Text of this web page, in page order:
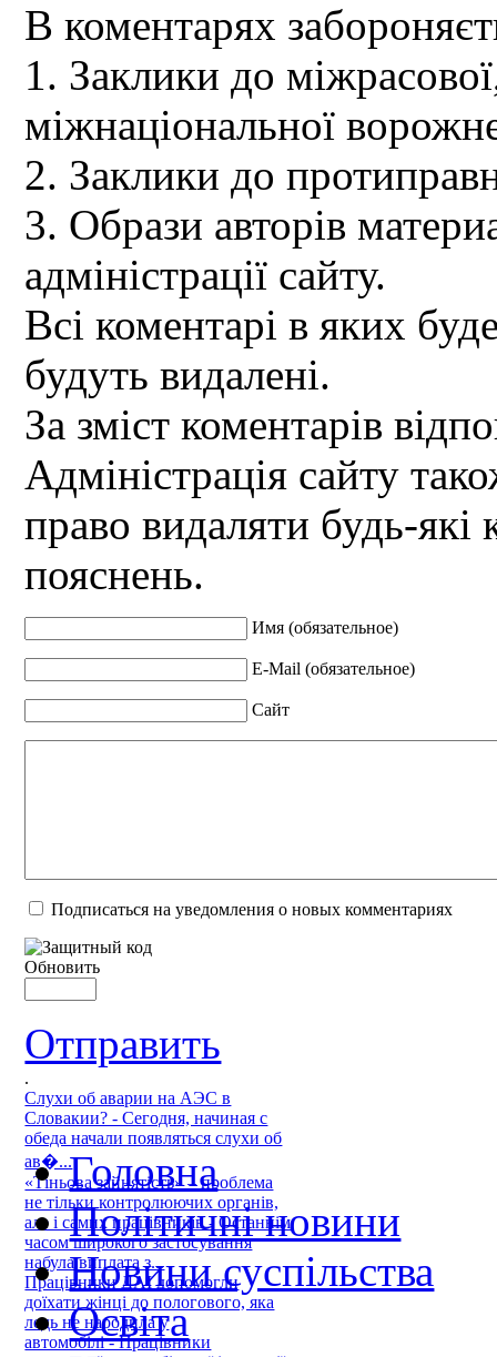
В коментарях
1. Заклики до
міжнаціональної
2. Заклики до
3. Образи авторів
адміністрації сайту.
Всі коментарі в яких
будуть видалені.
За зміст коментарів
Адміністрація сайту
право видаляти будь-які
пояснень.
Имя (обязательное)
E-Mail (обязательное)
Сайт
Подписаться на уведомления о новых комментариях
Обновить
Отправить
.
Слухи об аварии на АЭС в
Словакии? - Сегодня, начиная с
обеда начали появляться слухи об
ав�...
«Тіньова зайнятість» – проблема
не тільки контролюючих органів,
але і самих працівників - Останнім
часом широкого застосування
набула виплата з...
Працівники ДАІ допомогли
доїхати жінці до пологового, яка
ледь не народила у
автомобілі - Працівники
Головна
Політичні новини
Новини суспільства
Освіта